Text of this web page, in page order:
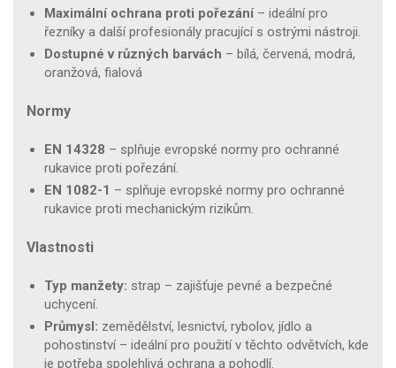
Maximální ochrana proti pořezání– ideální pro
řezníky a další profesionály pracující s ostrými nástroji.
Dostupné v různých barvách – bílá, červená, modrá,
oranžová, fialová
Normy
EN 14328 – splňuje evropské normy pro ochranné
rukavice proti pořezání.
EN 1082-1 – splňuje evropské normy pro ochranné
rukavice proti mechanickým rizikům.
Vlastnosti
Typ manžety: strap – zajišťuje pevné a bezpečné
uchycení.
Průmysl: zemědělství, lesnictví, rybolov, jídlo a
pohostinství – ideální pro použití v těchto odvětvích, kde
je potřeba spolehlivá ochrana a pohodlí.